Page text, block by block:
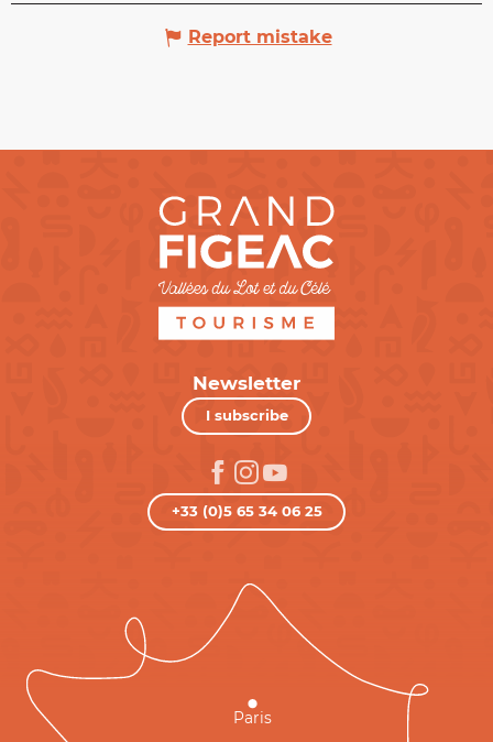
Report mistake
Newsletter
I subscribe
+33 (0)5 65 34 06 25
Paris